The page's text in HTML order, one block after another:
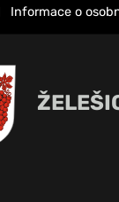
Informace o